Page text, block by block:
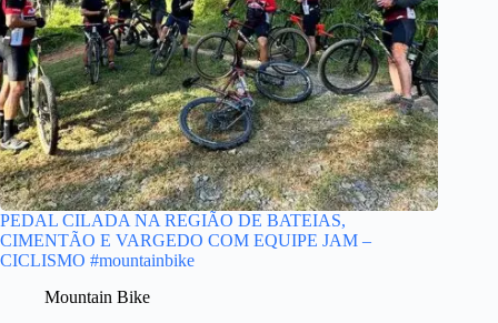
PEDAL CILADA NA REGIÃO DE BATEIAS,
CIMENTÃO E VARGEDO COM EQUIPE JAM –
CICLISMO #mountainbike
Mountain Bike